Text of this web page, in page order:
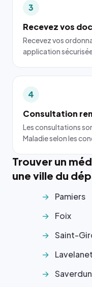
3
Recevez vos
Recevez vos
application
4
Consultation
Les consultations
Maladie selon les
Trouver un
une ville du
Pamiers
Foix
Saint-
Lavelanet
Saverdun